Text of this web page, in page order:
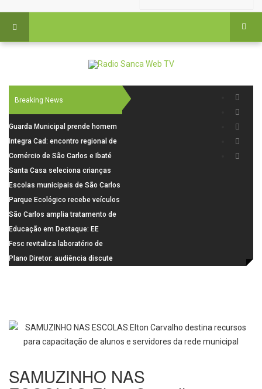
Breaking News
Guarda Municipal prende homem
por tentativa de furto em CEMEI
após cerco em São Carlos
Integra Cad: encontro regional de
segurança púbica será realizado
dia 10 de agosto em São Carlos
Comércio de São Carlos e Ibaté
terá horário especial para o dia
dos Pais
Santa Casa seleciona crianças
para pesquisa sobre dor de
crescimento
Escolas municipais de São Carlos
superam média Nacional do IDEB
Parque Ecológico recebe veículos
elétricos e moderniza rotina de
manejo dos animais
São Carlos amplia tratamento de
resíduos de saúde com autoclave
de última geração
Educação em Destaque: EE
Visconde da Cunha Bueno, em
Santa Eudóxia, alcança nota 7,8
Fesc revitaliza laboratório de
informática da Emeb Ulysses
Plano Diretor: audiência discute
SAMUZINHO NAS